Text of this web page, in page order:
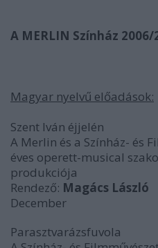
A MERLIN Színház
Magyar nyelvű előadások:
Szent Iván éjjelén
A Merlin és a Színház- és
éves operett-musical
produkciója
Rendező: Magács László
December
Parasztvarázsfuvola